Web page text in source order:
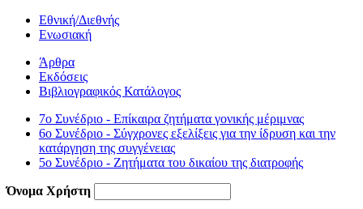
Εθνική/Διεθνής
Ενωσιακή
Άρθρα
Εκδόσεις
Βιβλιογραφικός Κατάλογος
7ο Συνέδριο - Επίκαιρα ζητήματα γονικής μέριμνας
6ο Συνέδριο - Σύγχρονες εξελίξεις για την ίδρυση και την
κατάργηση της συγγένειας
5ο Συνέδριο - Ζητήματα του δικαίου της διατροφής
Όνομα Χρήστη